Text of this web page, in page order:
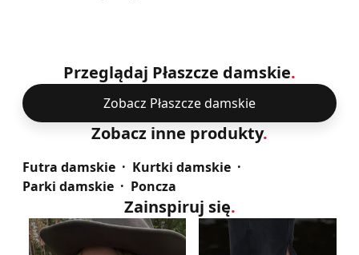
Przeglądaj Płaszcze damskie.
Zobacz Płaszcze damskie
Zobacz inne produkty.
Futra damskie
Kurtki damskie
Parki damskie
Poncza
Zainspiruj się.